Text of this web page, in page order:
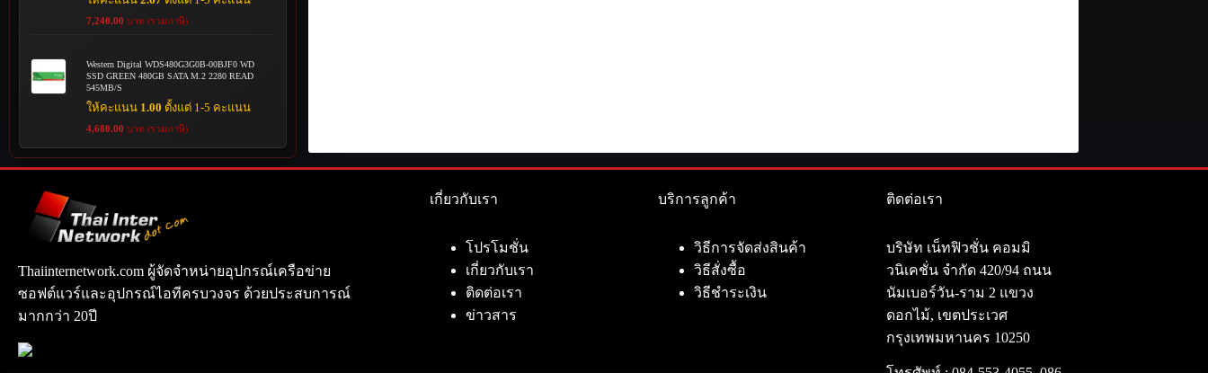
7,240.00 บาท (รวมภาษี)
Western Digital WDS480G3G0B-00BJF0 WD
SSD GREEN 480GB SATA M.2 2280 READ
545MB/S
ให้คะแนน 1.00 ตั้งแต่ 1-5 คะแนน
4,680.00 บาท (รวมภาษี)
Thaiinternetwork.com ผู้จัดจำหน่ายอุปกรณ์เครือข่าย
ซอฟต์แวร์และอุปกรณ์ไอทีครบวงจร ด้วยประสบการณ์
มากกว่า 20ปี
เกี่ยวกับเรา
โปรโมชั่น
เกี่ยวกับเรา
ติดต่อเรา
ข่าวสาร
บริการลูกค้า
วิธีการจัดส่งสินค้า
วิธีสั่งซื้อ
วิธีชำระเงิน
ติดต่อเรา
บริษัท เน็ทฟิวชั่น คอมมิ
วนิเคชั่น จำกัด 420/94 ถนน
นัมเบอร์วัน-ราม 2 แขวง
ดอกไม้, เขตประเวศ
กรุงเทพมหานคร 10250